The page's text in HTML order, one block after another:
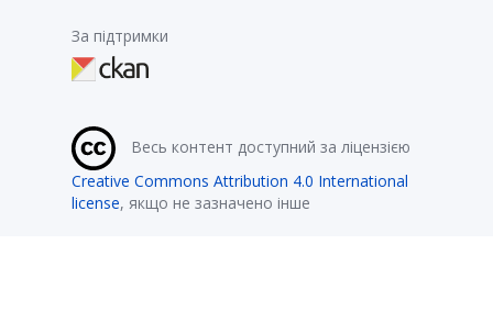
За підтримки
Весь контент доступний за ліцензією
Creative Commons Attribution 4.0 International
license, якщо не зазначено інше